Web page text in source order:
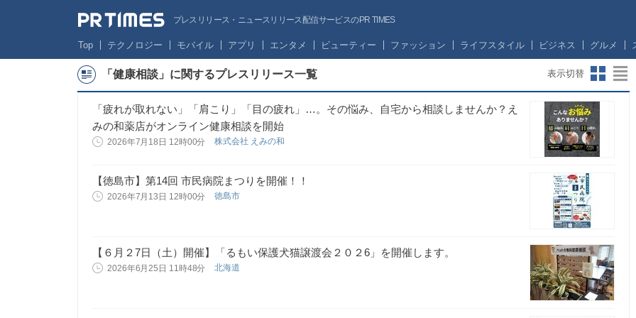
プレスリリース・ニュースリリース配信サービスのPR TIMES
Top テクノロジー モバイル アプリ エンタメ ビューティー ファッション ライフスタイル ビジネス グルメ
「健康相談」に関するプレスリリース一覧 表示切替
「疲れが取れない」「肩こり」「目の疲れ」…。その悩み、自宅から相談しませんか？え
みの和薬店がオンライン健康相談を開始
2026年7月18日 12時00分 株式会社 えみの和
【徳島市】第14回 市民病院まつりを開催！！
2026年7月13日 12時00分 徳島市
【６月２7日（土）開催】「るもい保護犬猫譲渡会２０２6」を開催します。
2026年6月25日 11時48分 北海道